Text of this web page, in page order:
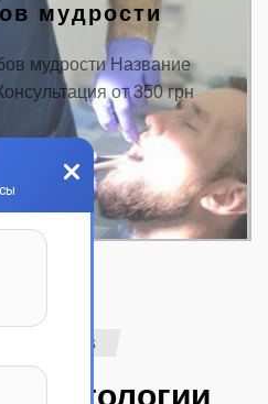
мудрости
мудрости Название
от 350 грн
reviews